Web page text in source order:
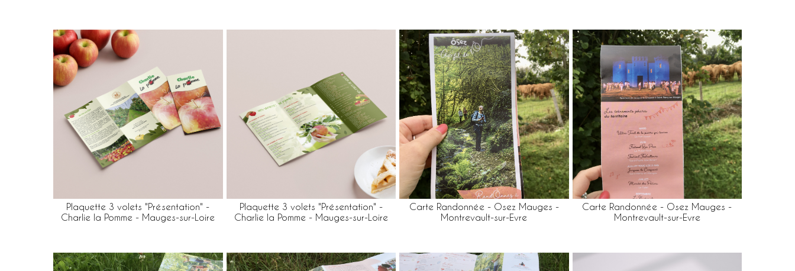
Plaquette 3 volets "Présentation" -
Charlie la Pomme - Mauges-sur-Loire
Plaquette 3 volets "Présentation" -
Charlie la Pomme - Mauges-sur-Loire
Carte Randonnée - Osez Mauges -
Montrevault-sur-Evre
Carte Randonnée - Osez Mauges -
Montrevault-sur-Evre